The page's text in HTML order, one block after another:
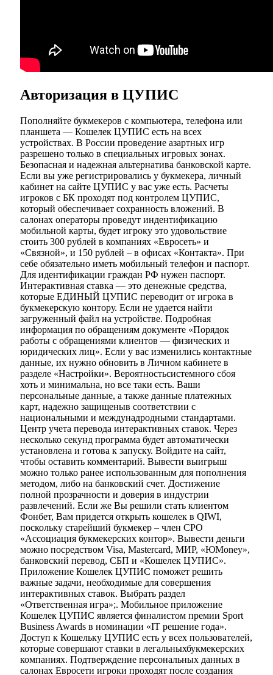
Авторизация в ЦУПИС
Пополняйте букмекеров с компьютера, телефона или
планшета — Кошелек ЦУПИС есть на всех
устройствах. В России проведение азартных игр
разрешено только в специальных игровых зонах.
Безопасная и надежная альтернатива банковской карте.
Если вы уже регистрировались у букмекера, личный
кабинет на сайте ЦУПИС у вас уже есть. Расчеты
игроков с БК проходят под контролем ЦУПИС,
который обеспечивает сохранность вложений. В
салонах операторы проведут индентификацию
мобильной карты, будет игроку это удовольствие
стоить 300 рублей в компаниях «Евросеть» и
«Связной», и 150 рублей – в офисах «Контакта». При
себе обязательно иметь мобильный телефон и паспорт.
Для идентификации граждан РФ нужен паспорт.
Интерактивная ставка — это денежные средства,
которые ЕДИНЫЙ ЦУПИС переводит от игрока в
букмекерскую контору. Если не удается найти
загруженный файл на устройстве. Подробная
информация по обращениям документе «Порядок
работы с обращениями клиентов — физических и
юридических лиц». Если у вас изменились контактные
данные, их нужно обновить в Личном кабинете в
разделе «Настройки». Вероятностьсистемного сбоя
хоть и минимальна, но все таки есть. Ваши
персональные данные, а также данные платежных
карт, надежно защищеныв соответствии с
национальными и междунадродными стандартами.
Центр учета перевода интерактивных ставок. Через
несколько секунд программа будет автоматически
установлена и готова к запуску. Войдите на сайт,
чтобы оставить комментарий. Вывести выигрыш
можно только ранее использованным для пополнения
методом, либо на банковский счет. Достижение
полной прозрачности и доверия в индустрии
развлечений. Если же Вы решили стать клиентом
Фонбет, Вам придется открыть кошелек в QIWI,
поскольку старейший букмекер – член СРО
«Ассоциация букмекерских контор». Вывести деньги
можно посредством Visa, Mastercard, МИР, «ЮMoney»,
банковский перевод, СБП и «Кошелек ЦУПИС».
Приложение Кошелек ЦУПИС поможет решить
важные задачи, необходимые для совершения
интерактивных ставок. Выбрать раздел
«Ответственная игра»;. Мобильное приложение
Кошелек ЦУПИС является финалистом премии Sport
Business Awards в номинации «IT решение года».
Доступ к Кошельку ЦУПИС есть у всех пользователей,
которые совершают ставки в легальныхбукмекерских
компаниях. Подтверждение персональных данных в
салонах Евросети игроки проходят после создания